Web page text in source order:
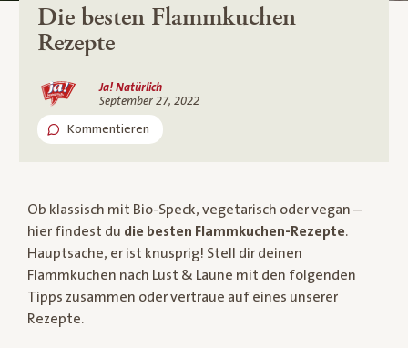
Die besten Flammkuchen
Rezepte
Ja! Natürlich
September 27, 2022
Kommentieren
Ob klassisch mit Bio-Speck, vegetarisch oder vegan –
hier findest du die besten Flammkuchen-Rezepte.
Hauptsache, er ist knusprig! Stell dir deinen
Flammkuchen nach Lust & Laune mit den folgenden
Tipps zusammen oder vertraue auf eines unserer
Rezepte.